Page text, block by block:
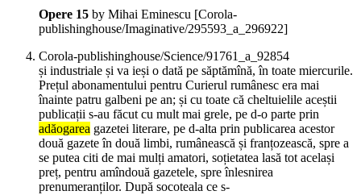
Opere 15 by Mihai Eminescu [Corola-
publishinghouse/Imaginative/295593_a_296922]
Corola-publishinghouse/Science/91761_a_92854
și industriale și va ieși o dată pe săptămînă, în toate miercurile.
Prețul abonamentului pentru Curierul rumânesc era mai
înainte patru galbeni pe an; și cu toate că cheltuielile aceștii
publicații s-au făcut cu mult mai grele, pe d-o parte prin
adăogarea gazetei literare, pe d-alta prin publicarea acestor
două gazete în două limbi, rumânească și franțozească, spre a
se putea citi de mai mulți amatori, soțietatea lasă tot același
preț, pentru amîndouă gazetele, spre înlesnirea
prenumeranților. După socoteala ce s-